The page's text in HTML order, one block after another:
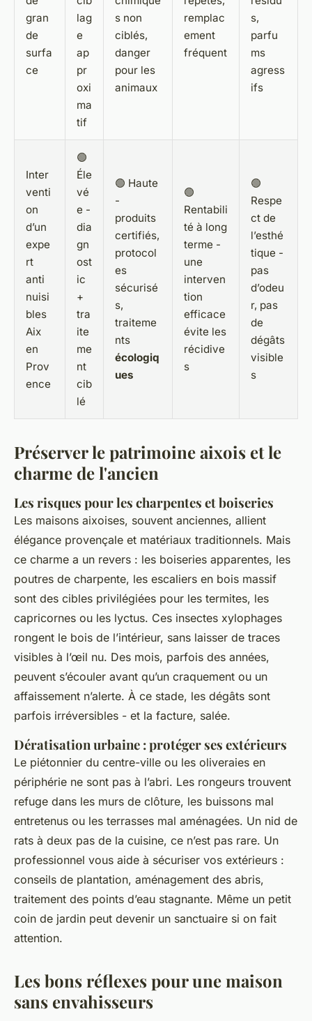
gran
de
surfa
ce
lag
e
ap
pr
oxi
ma
tif
s non
ciblés,
danger
pour les
animaux
remplac
ement
fréquent
s,
parfu
ms
agress
ifs
Inter
venti
on
d’un
expe
rt
anti
nuisi
bles
Aix
en
Prov
ence
🟢
Éle
vé
e -
dia
gn
ost
ic
+
tra
ite
me
nt
cib
lé
🟢 Haute
-
produits
certifiés,
protocol
es
sécurisé
s,
traiteme
nts
écologiq
ues
🟢
Rentabili
té à long
terme -
une
interven
tion
efficace
évite les
récidive
s
🟢
Respe
ct de
l’esthé
tique -
pas
d’odeu
r, pas
de
dégâts
visible
s
Préserver le patrimoine aixois et le
charme de l'ancien
Les risques pour les charpentes et boiseries
Les maisons aixoises, souvent anciennes, allient
élégance provençale et matériaux traditionnels. Mais
ce charme a un revers : les boiseries apparentes, les
poutres de charpente, les escaliers en bois massif
sont des cibles privilégiées pour les termites, les
capricornes ou les lyctus. Ces insectes xylophages
rongent le bois de l’intérieur, sans laisser de traces
visibles à l’œil nu. Des mois, parfois des années,
peuvent s’écouler avant qu’un craquement ou un
affaissement n’alerte. À ce stade, les dégâts sont
parfois irréversibles - et la facture, salée.
Dératisation urbaine : protéger ses extérieurs
Le piétonnier du centre-ville ou les oliveraies en
périphérie ne sont pas à l’abri. Les rongeurs trouvent
refuge dans les murs de clôture, les buissons mal
entretenus ou les terrasses mal aménagées. Un nid de
rats à deux pas de la cuisine, ce n’est pas rare. Un
professionnel vous aide à sécuriser vos extérieurs :
conseils de plantation, aménagement des abris,
traitement des points d’eau stagnante. Même un petit
coin de jardin peut devenir un sanctuaire si on fait
attention.
Les bons réflexes pour une maison
sans envahisseurs